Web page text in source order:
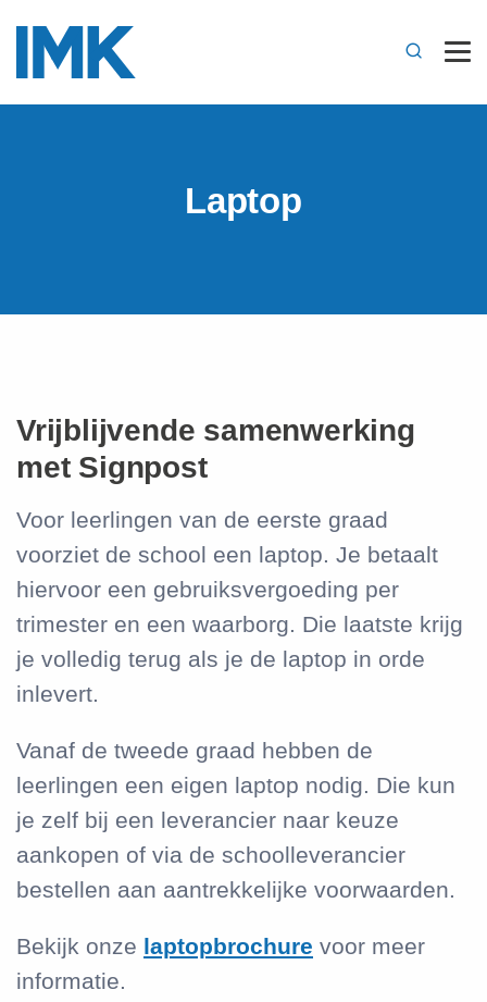
Laptop
Vrijblijvende samenwerking
met Signpost
Voor leerlingen van de eerste graad
voorziet de school een laptop. Je betaalt
hiervoor een gebruiksvergoeding per
trimester en een waarborg. Die laatste krijg
je volledig terug als je de laptop in orde
inlevert.
Vanaf de tweede graad hebben de
leerlingen een eigen laptop nodig. Die kun
je zelf bij een leverancier naar keuze
aankopen of via de schoolleverancier
bestellen aan aantrekkelijke voorwaarden.
Bekijk onze laptopbrochure voor meer
informatie.